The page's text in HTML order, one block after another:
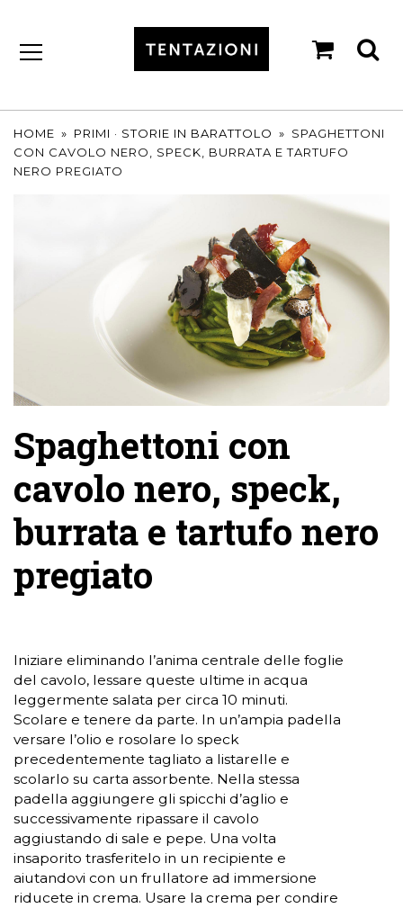
HOME » PRIMI · STORIE IN BARATTOLO » SPAGHETTONI
CON CAVOLO NERO, SPECK, BURRATA E TARTUFO
NERO PREGIATO
Spaghettoni con
cavolo nero, speck,
burrata e tartufo nero
pregiato
Iniziare eliminando l’anima centrale delle foglie
del cavolo, lessare queste ultime in acqua
leggermente salata per circa 10 minuti.
Scolare e tenere da parte. In un’ampia padella
versare l’olio e rosolare lo speck
precedentemente tagliato a listarelle e
scolarlo su carta assorbente. Nella stessa
padella aggiungere gli spicchi d’aglio e
successivamente ripassare il cavolo
aggiustando di sale e pepe. Una volta
insaporito trasferitelo in un recipiente e
aiutandovi con un frullatore ad immersione
riducete in crema. Usare la crema per condire